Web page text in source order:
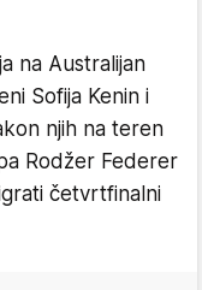
na Australijan
Sofija Kenin i
njih na teren
Rodžer Federer
četvrtfinalni